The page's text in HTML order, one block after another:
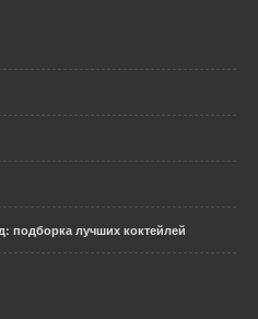
подборка лучших коктейлей